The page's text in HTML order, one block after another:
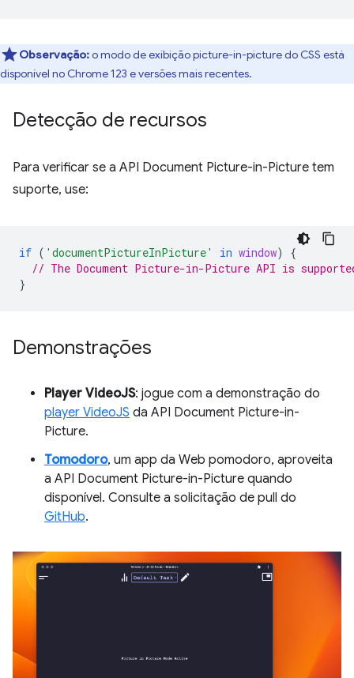
Observação:o modo de exibição picture-in-picture do CSS está
disponível no Chrome 123 e versões mais recentes.
Detecção de recursos
Para verificar se a API Document Picture-in-Picture tem
suporte, use:
if ( 'documentPictureInPicture' in window)
{
// The Document Picture-in-Picture API is
}
Demonstrações
Player VideoJS: jogue com a demonstração do
player VideoJS da API Document Picture-in-
Picture.
Tomodoro, um app da Web pomodoro, aproveita
a API Document Picture-in-Picture quando
disponível. Consulte a solicitação de pull do
GitHub.